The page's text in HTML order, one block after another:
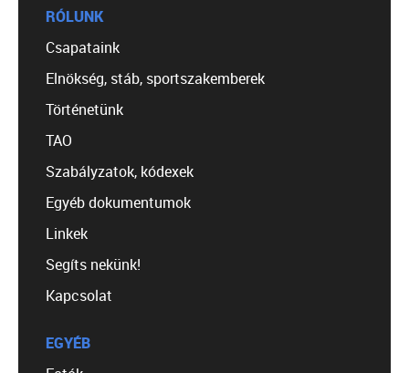
RÓLUNK
Csapataink
Elnökség, stáb, sportszakemberek
Történetünk
TAO
Szabályzatok, kódexek
Egyéb dokumentumok
Linkek
Segíts nekünk!
Kapcsolat
EGYÉB